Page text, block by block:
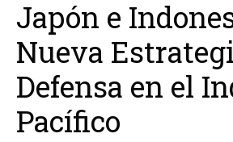
Japón e
Nueva
Defensa en el
Pacífico